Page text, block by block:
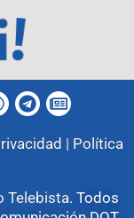
| Política
Telebista. Todos